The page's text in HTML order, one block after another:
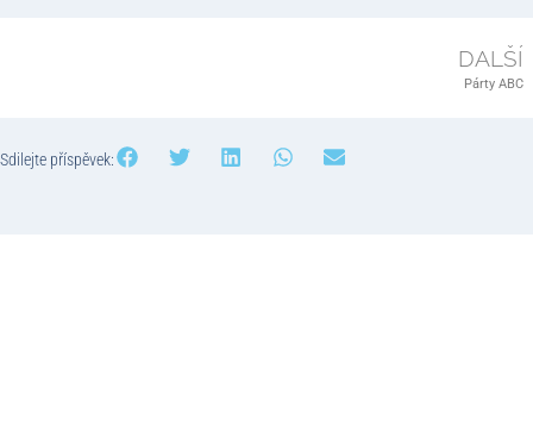
DALŠÍ
Párty ABC
Sdilejte příspěvek: